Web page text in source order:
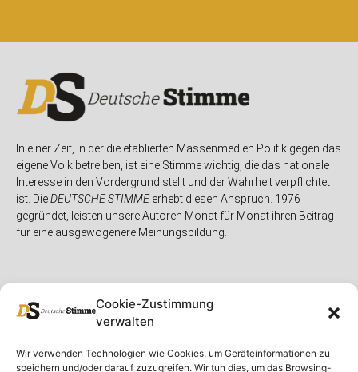
Cookie-Zustimmung
verwalten
Wir verwenden Technologien wie Cookies, um Geräteinformationen zu
speichern und/oder darauf zuzugreifen. Wir tun dies, um das Browsing-
In einer Zeit, in der die etablierten Massenmedien Politik gegen das
eigene Volk betreiben, ist eine Stimme wichtig, die das nationale
Interesse in den Vordergrund stellt und der Wahrheit verpflichtet
ist. DieDEUTSCHE STIMMEerhebt diesen Anspruch. 1976
gegründet, leisten unsere Autoren Monat für Monat ihren Beitrag
für eine ausgewogenere Meinungsbildung.
Unser MagazinRubriken Rechtliches